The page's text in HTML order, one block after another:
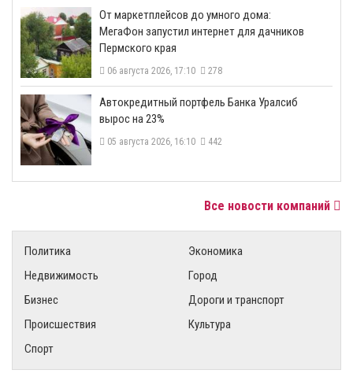
От маркетплейсов до умного дома:
МегаФон запустил интернет для дачников
Пермского края
06 августа 2026, 17:10 278
​Автокредитный портфель Банка Уралсиб
вырос на 23%
05 августа 2026, 16:10 442
Все новости компаний
Политика
Экономика
Недвижимость
Город
Бизнес
Дороги и транспорт
Происшествия
Культура
Спорт